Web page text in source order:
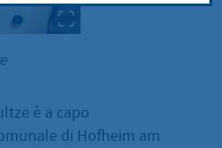
è a capo
di Hofheim am